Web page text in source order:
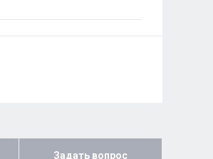
Задать вопрос